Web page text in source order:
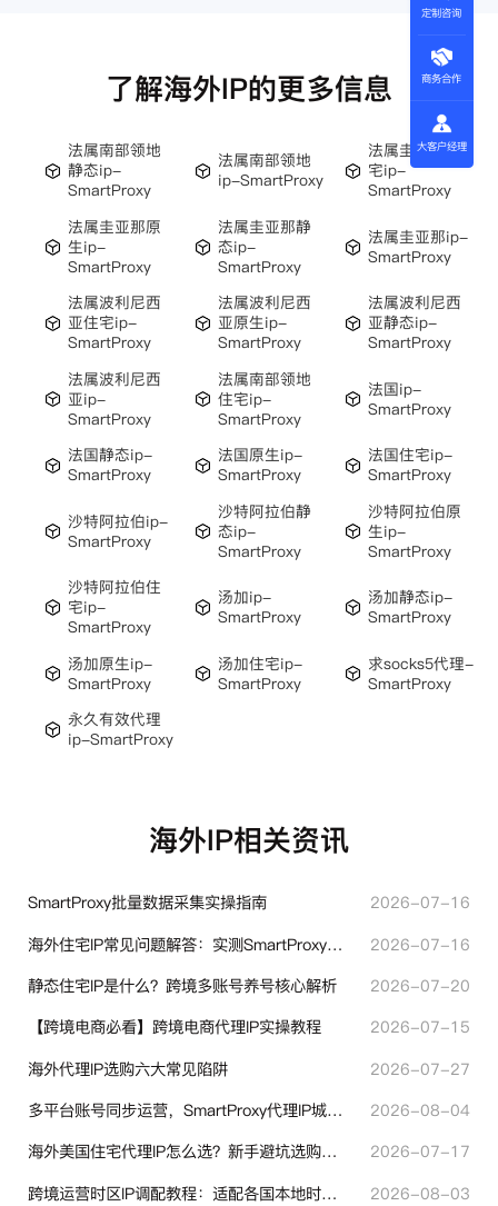
了解海外IP的更多信息
法属南部领地
静态ip-
SmartProxy
法属南部领地
ip-SmartProxy
法属圭亚那住
宅ip-
SmartProxy
法属圭亚那原
生ip-
SmartProxy
法属圭亚那静
态ip-
SmartProxy
法属圭亚那ip-
SmartProxy
法属波利尼西
亚住宅ip-
SmartProxy
法属波利尼西
亚原生ip-
SmartProxy
法属波利尼西
亚静态ip-
SmartProxy
法属波利尼西
亚ip-
SmartProxy
法属南部领地
住宅ip-
SmartProxy
法国ip-
SmartProxy
法国静态ip-
SmartProxy
法国原生ip-
SmartProxy
法国住宅ip-
SmartProxy
沙特阿拉伯ip-
SmartProxy
沙特阿拉伯静
态ip-
SmartProxy
沙特阿拉伯原
生ip-
SmartProxy
沙特阿拉伯住
宅ip-
SmartProxy
汤加ip-
SmartProxy
汤加静态ip-
SmartProxy
汤加原生ip-
SmartProxy
汤加住宅ip-
SmartProxy
求socks5代理-
SmartProxy
永久有效代理
ip-SmartProxy
海外IP相关资讯
SmartProxy批量数据采集实操指南
2026-07-16
海外住宅IP常见问题解答：实测SmartProxy使用经验分享
2026-07-16
静态住宅IP是什么？跨境多账号养号核心解析
2026-07-20
【跨境电商必看】跨境电商代理IP实操教程
2026-07-15
海外代理IP选购六大常见陷阱
2026-07-27
多平台账号同步运营，SmartProxy代理IP城市定位功能有哪些实用价值
2026-08-04
海外美国住宅代理IP怎么选？新手避坑选购指南
2026-07-17
跨境运营时区IP调配教程：适配各国本地时区设置方法
2026-08-03
定制咨询
商务合作
大客户经理